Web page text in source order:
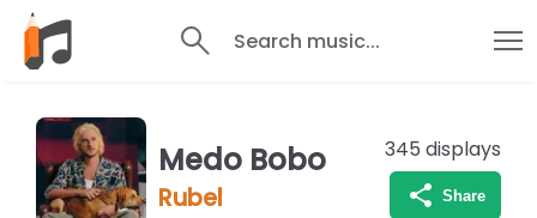
Search music...
Medo Bobo
Rubel
345 displays
Share